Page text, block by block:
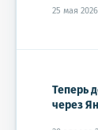
25 мая 2026
Теперь
через